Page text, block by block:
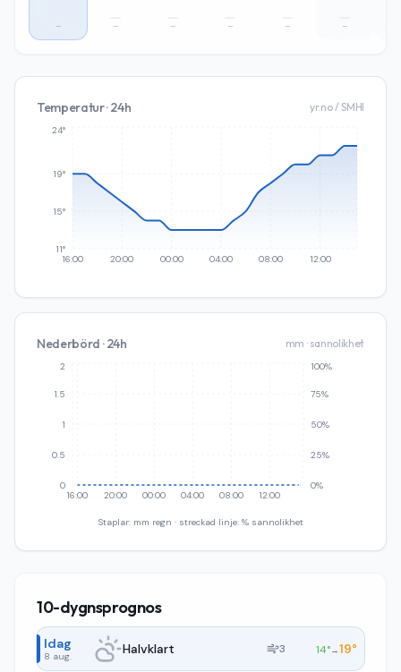
– – – – – –
Temperatur · 24h yr.no / SMHI
16:00 20:00 00:00 04:00 08:00 12:00
11°
15°
19°
24°
Nederbörd · 24h mm · sannolikhet
16:00 20:00 00:00 04:00 08:00 12:00
0
0.5
1
1.5
2
0%
25%
50%
75%
100%
Staplar: mm regn · streckad linje: % sannolikhet
10-dygnsprognos
Idag
8 aug. Halvklart 3 14°→19°